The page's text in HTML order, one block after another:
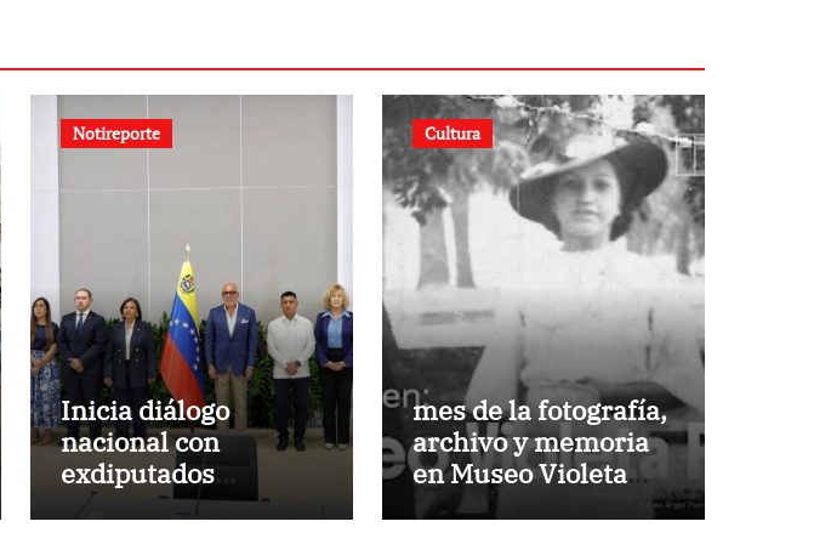
Notireporte
Inicia diálogo
nacional con
exdiputados
opositores de la AN
Cultura
mes de la fotografía,
archivo y memoria
en Museo Violeta
Parra